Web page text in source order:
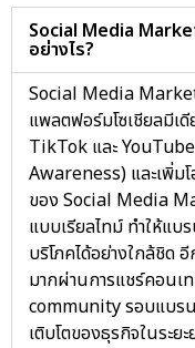
Social Media
อย่างไร?
Social Media
แพลตฟอร์มโซเชียลมีเ
TikTok และ
Awareness) และเพิ่ม
ของ Social Media
แบบเรียลไทม์ ทำให้แ
บริโภคได้อย่างใกล้ชิด
มากผ่านการแชร์คอนเ
community รอบแบรน
เติบโตของธุรกิจในระยะ